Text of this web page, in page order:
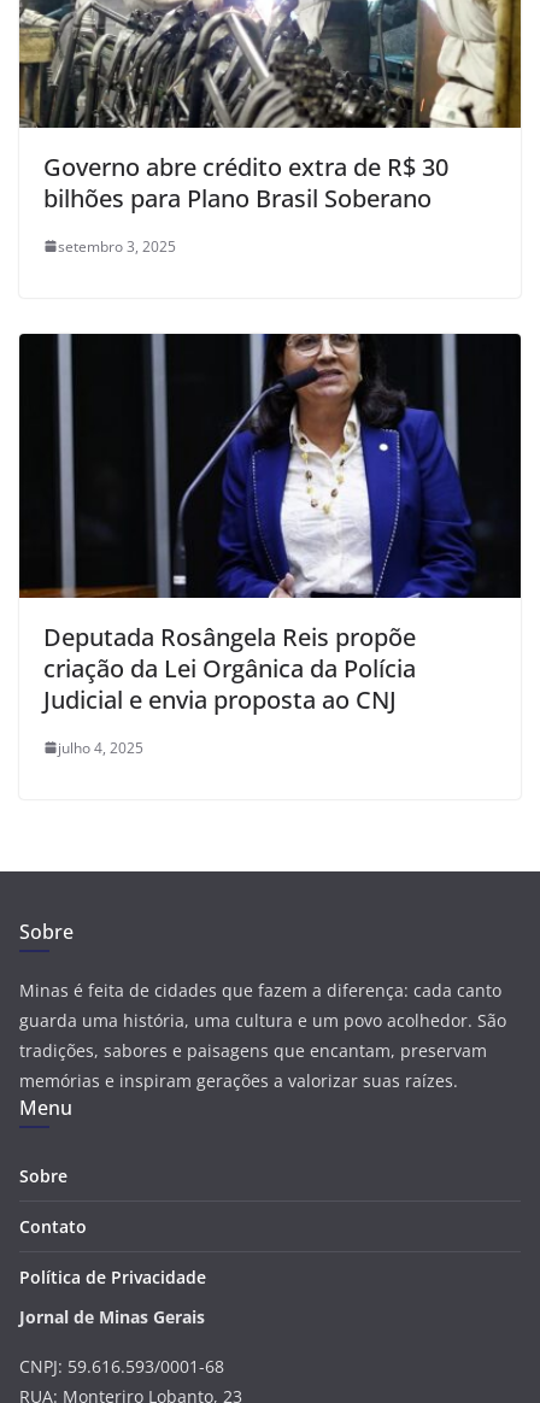
Governo abre crédito extra de R$ 30
bilhões para Plano Brasil Soberano
setembro 3, 2025
Deputada Rosângela Reis propõe
criação da Lei Orgânica da Polícia
Judicial e envia proposta ao CNJ
julho 4, 2025
Sobre
Minas é feita de cidades que fazem a diferença: cada canto
guarda uma história, uma cultura e um povo acolhedor. São
tradições, sabores e paisagens que encantam, preservam
memórias e inspiram gerações a valorizar suas raízes.
Menu
Sobre
Contato
Política de Privacidade
Jornal de Minas Gerais
CNPJ: 59.616.593/0001-68
RUA: Monteriro Lobanto, 23